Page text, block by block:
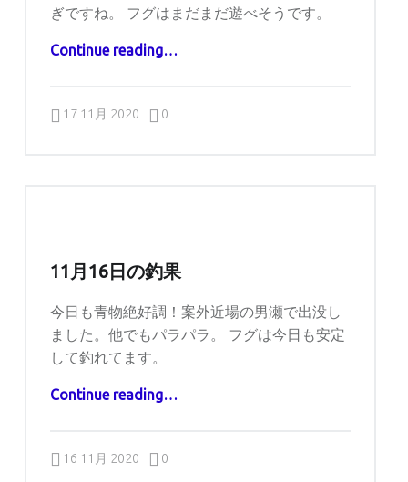
ぎですね。 フグはまだまだ遊べそうです。
Continue reading“11月17日の釣果”
…
17 11月 2020
captains Comments:0
11月16日の釣果
今日も青物絶好調！案外近場の男瀬で出没し
ました。他でもパラパラ。 フグは今日も安定
して釣れてます。
Continue reading“11月16日の釣果”
…
16 11月 2020
captains Comments:0